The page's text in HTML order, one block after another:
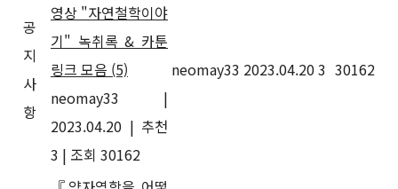
공
지
사
항
영상 "자연철학이야
기" 녹취록 & 카툰
링크 모음 (5)
neomay33
|
2023.04.20 | 추천
3 | 조회 30162
neomay33 2023.04.203 30162